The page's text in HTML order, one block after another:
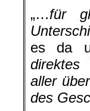
„…für
es da
direktes
aller
des